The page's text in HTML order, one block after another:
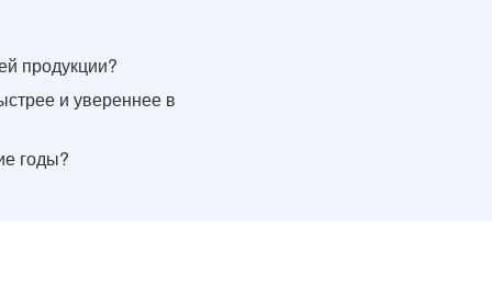
продукции?
и увереннее в
годы?